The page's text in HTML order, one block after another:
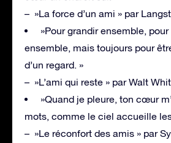
– »La force d’un ami » par
»Pour grandir ensemble,
ensemble, mais toujours pour
d’un regard. »
– »L’ami qui reste » par Walt
»Quand je pleure, ton cœur
mots, comme le ciel accueille
– »Le réconfort des amis » par